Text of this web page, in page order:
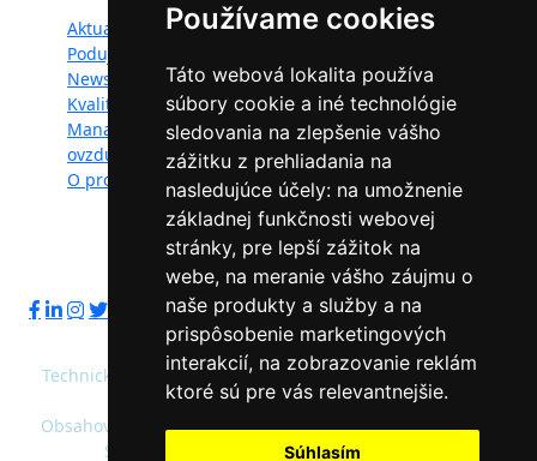
Používame cookies
Táto webová lokalita používa
súbory cookie a iné technológie
sledovania na zlepšenie vášho
zážitku z prehliadania na
nasledujúce účely: na umožnenie
základnej funkčnosti webovej
stránky, pre lepší zážitok na
webe, na meranie vášho záujmu o
naše produkty a služby a na
prispôsobenie marketingových
interakcií, na zobrazovanie reklám
ktoré sú pre vás relevantnejšie.
Súhlasím
Aktuality
Podujatia
Newsletter
Kvalita ovzdušia
Manažéri kvality
ovzdušia
O projekte
Dokumenty
Videogaléria
Kontakt
Ochrana osobných
údajov
Sledujte nás:
Technický prevádzkovateľ: Slovenská agentúra životného
prostredia
Obsahový správca: Ministerstvo životného prostredia SR,
Slovenská agentúra životného prostredia